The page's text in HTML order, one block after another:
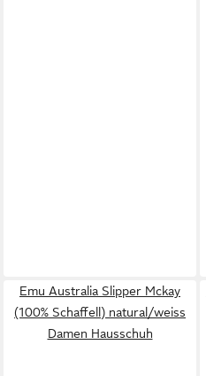
Emu Australia Slipper Mckay
(100% Schaffell) natural/weiss
Damen Hausschuh